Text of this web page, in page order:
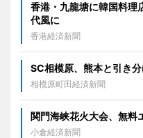
香港・九龍塘に韓国料
代風に
香港経済新聞
SC相模原、熊本と引き
相模原町田経済新聞
関門海峡花火大会、無料
小倉経済新聞